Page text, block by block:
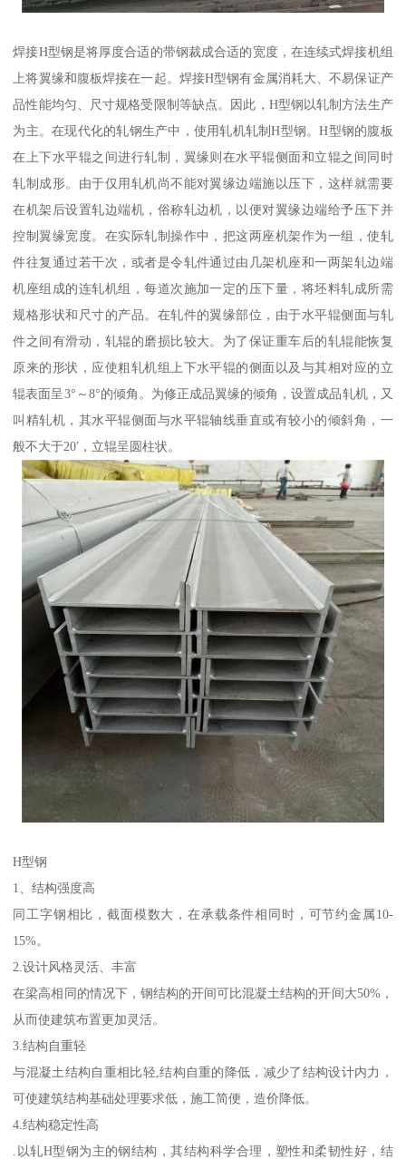
焊接H型钢是将厚度合适的带钢裁成合适的宽度，在连续式焊接机组
上将翼缘和腹板焊接在一起。焊接H型钢有金属消耗大、不易保证产
品性能均匀、尺寸规格受限制等缺点。因此，H型钢以轧制方法生产
为主。在现代化的轧钢生产中，使用轧机轧制H型钢。H型钢的腹板
在上下水平辊之间进行轧制，翼缘则在水平辊侧面和立辊之间同时
轧制成形。由于仅用轧机尚不能对翼缘边端施以压下，这样就需要
在机架后设置轧边端机，俗称轧边机，以便对翼缘边端给予压下并
控制翼缘宽度。在实际轧制操作中，把这两座机架作为一组，使轧
件往复通过若干次，或者是令轧件通过由几架机座和一两架轧边端
机座组成的连轧机组，每道次施加一定的压下量，将坯料轧成所需
规格形状和尺寸的产品。在轧件的翼缘部位，由于水平辊侧面与轧
件之间有滑动，轧辊的磨损比较大。为了保证重车后的轧辊能恢复
原来的形状，应使粗轧机组上下水平辊的侧面以及与其相对应的立
辊表面呈3°～8°的倾角。为修正成品翼缘的倾角，设置成品轧机，又
叫精轧机，其水平辊侧面与水平辊轴线垂直或有较小的倾斜角，一
般不大于20′，立辊呈圆柱状。
H型钢
1、结构强度高
同工字钢相比，截面模数大，在承载条件相同时，可节约金属10-
15%。
2.设计风格灵活、丰富
在梁高相同的情况下，钢结构的开间可比混凝土结构的开间大50%，
从而使建筑布置更加灵活。
3.结构自重轻
与混凝土结构自重相比轻,结构自重的降低，减少了结构设计内力，
可使建筑结构基础处理要求低，施工简便，造价降低。
4.结构稳定性高
.以轧H型钢为主的钢结构，其结构科学合理，塑性和柔韧性好，结